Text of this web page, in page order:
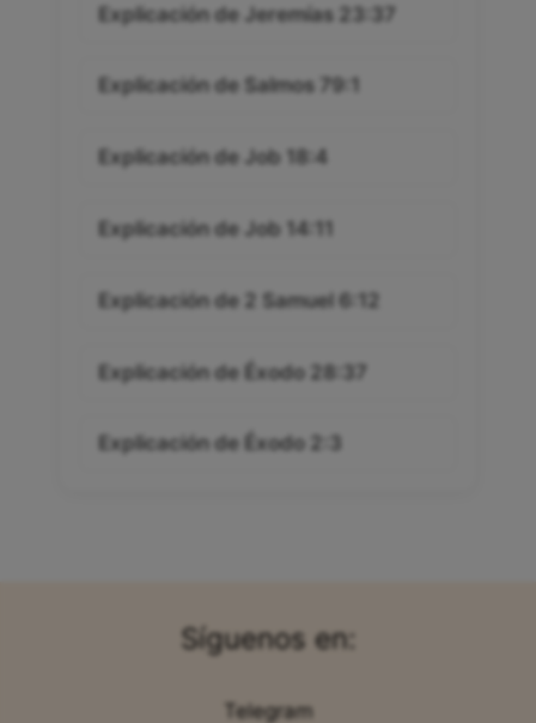
Explicación de Jeremías 23:37
Explicación de Salmos 79:1
Explicación de Job 18:4
Explicación de Job 14:11
Explicación de 2 Samuel 6:12
Explicación de Éxodo 28:37
Explicación de Éxodo 2:3
Síguenos en:
Telegram